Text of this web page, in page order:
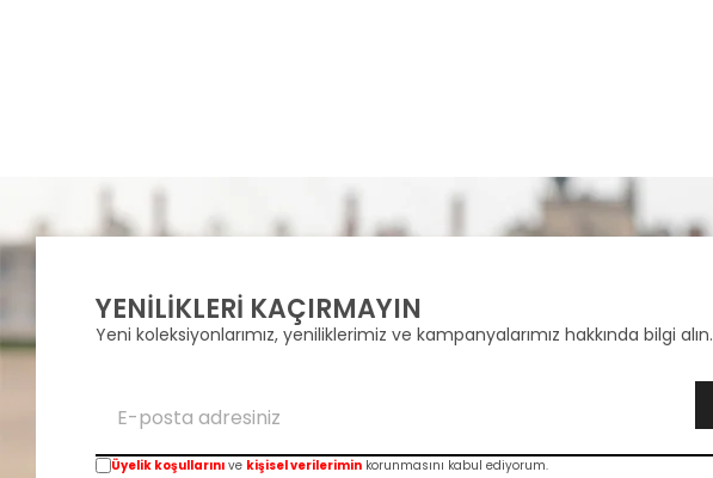
YENİLİKLERİ KAÇIRMAYIN
Yeni koleksiyonlarımız, yeniliklerimiz ve kampanyalarımız hakkında bilgi alın.
Üyelik koşullarını ve kişisel verilerimin korunmasını kabul ediyorum.